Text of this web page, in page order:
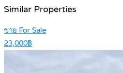
Similar Properties
ขาย For Sale
23,000฿